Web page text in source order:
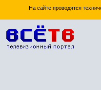
На сайте проводятся